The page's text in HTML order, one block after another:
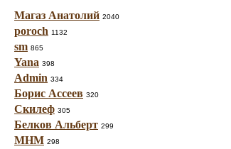
Магаз Анатолий 2040
poroch 1132
sm 865
Yana 398
Admin 334
Борис Ассеев 320
Скилеф 305
Белков Альберт 299
МНМ 298